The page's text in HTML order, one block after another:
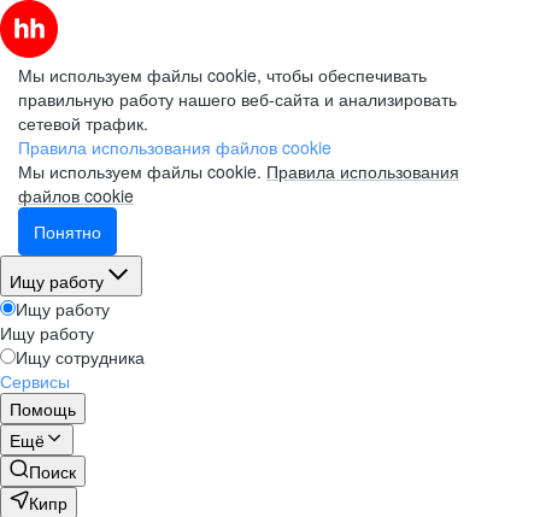
Мы используем файлы cookie, чтобы обеспечивать
правильную работу нашего веб-сайта и анализировать
сетевой трафик.
Правила использования файлов cookie
Мы используем файлы cookie. Правила использования
файлов cookie
Понятно
Ищу работу
Ищу работу
Ищу работу
Ищу сотрудника
Сервисы
Помощь
Ещё
Поиск
Кипр